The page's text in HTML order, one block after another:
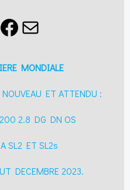
Facebook
E-mail
MONDIALE
ET ATTENDU :
2.8 DG DN OS
SL2 ET SL2s
DECEMBRE 2023.